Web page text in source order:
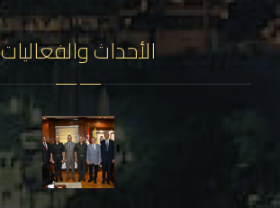
الأحداث والفعاليات